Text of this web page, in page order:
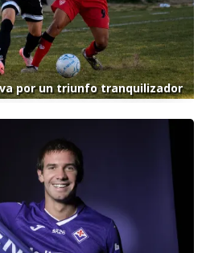
va por un triunfo tranquilizador